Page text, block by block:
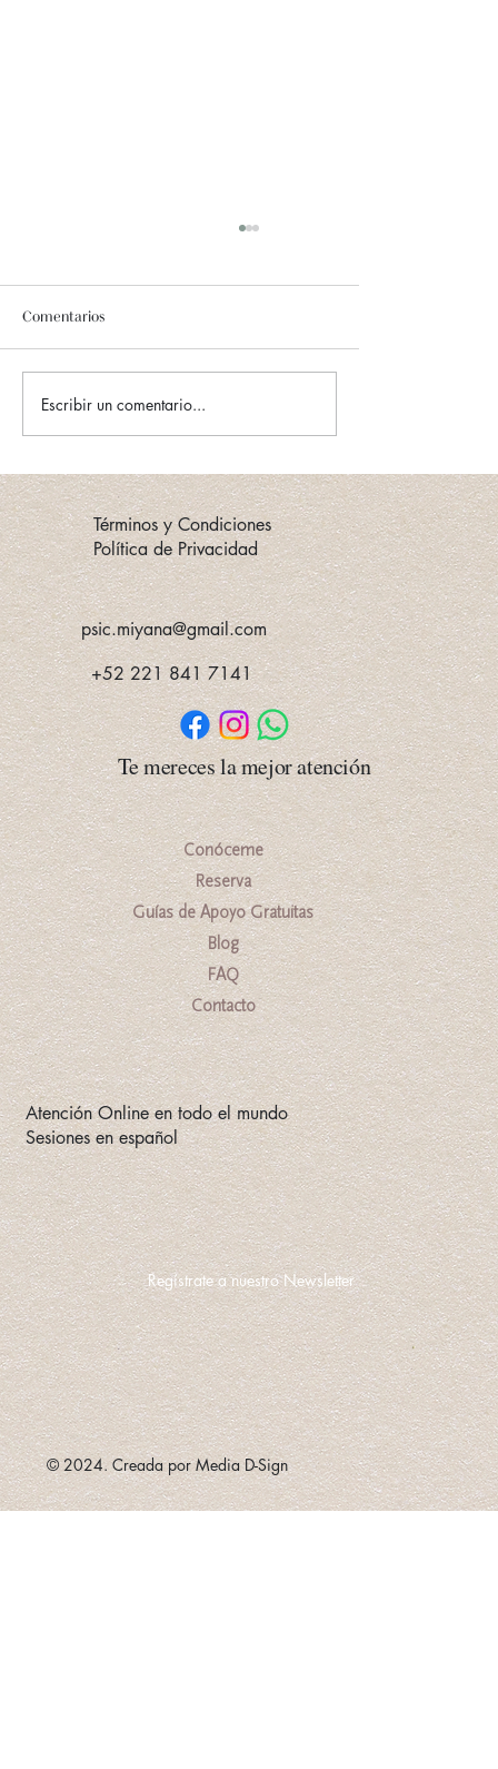
La importancia del autocuidado emocional:
Más allá de un baño de burbujas
Comentarios
Escribir un comentario...
psic.miyana@gmail.com
+52 221 841 7141
Términos y Condiciones
Política de Privacidad
Conóceme
Reserva
Guías de Apoyo Gratuitas
Blog
FAQ
Contacto
Te mereces la mejor atención
Atención Online en todo el mundo
Sesiones en español
Regístrate a nuestro Newsletter
© 2024. Creada por Media D-Sign